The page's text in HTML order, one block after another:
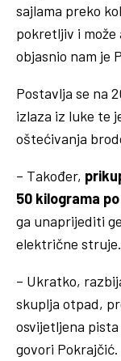
sajlama preko
pokretljiv i
objasnio nam je
Postavlja se na
izlaza iz luke te
oštećivanja
– Također,
50 kilograma
ga unaprijediti
električne
– Ukratko,
skuplja otpad,
osvijetljena
govori Pokrajčić.